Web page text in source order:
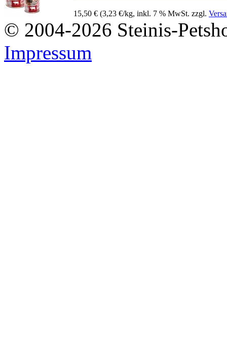
15,50 € (3,23 €/kg, inkl. 7 % MwSt. zzgl.
© 2004-2026 Steinis-
Impressum